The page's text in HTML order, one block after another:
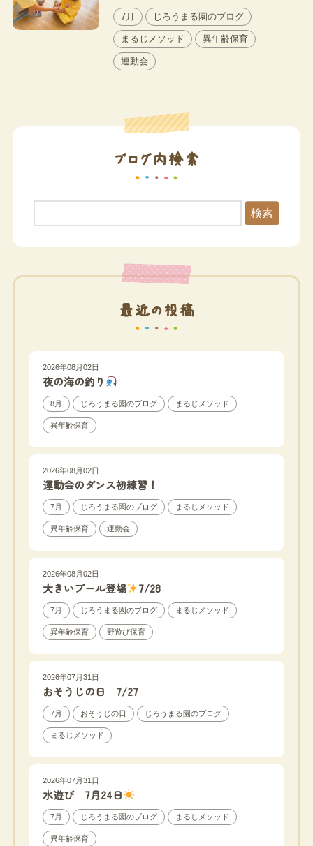
7月 じろうまる園のブログ
まるじメソッド 異年齢保育
運動会
ブログ内検索
検索
最近の投稿
2026年08月02日
夜の海の釣り
8月 じろうまる園のブログ まるじメソッド
異年齢保育
2026年08月02日
運動会のダンス初練習！
7月 じろうまる園のブログ まるじメソッド
異年齢保育 運動会
2026年08月02日
大きいプール登場 7/28
7月 じろうまる園のブログ まるじメソッド
異年齢保育 野遊び保育
2026年07月31日
おそうじの日 7/27
7月 おそうじの日 じろうまる園のブログ
まるじメソッド
2026年07月31日
水遊び 7月24日
7月 じろうまる園のブログ まるじメソッド
異年齢保育